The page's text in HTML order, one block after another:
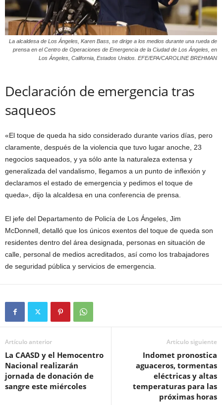
La alcaldesa de Los Ángeles, Karen Bass, se dirige a los medios durante una rueda de
prensa en el Centro de Operaciones de Emergencia de la Ciudad de Los Ángeles, en
Los Ángeles, California, Estados Unidos. EFE/EPA/CAROLINE BREHMAN
Declaración de emergencia tras
saqueos
«El toque de queda ha sido considerado durante varios días, pero
claramente, después de la violencia que tuvo lugar anoche, 23
negocios saqueados, y ya sólo ante la naturaleza extensa y
generalizada del vandalismo, llegamos a un punto de inflexión y
declaramos el estado de emergencia y pedimos el toque de
queda», dijo la alcaldesa en una conferencia de prensa.
El jefe del Departamento de Policía de Los Ángeles, Jim
McDonnell, detalló que los únicos exentos del toque de queda son
residentes dentro del área designada, personas en situación de
calle, personal de medios acreditados, así como los trabajadores
de seguridad pública y servicios de emergencia.
Artículo anterior
La CAASD y el Hemocentro
Nacional realizarán
jornada de donación de
sangre este miércoles
Artículo siguiente
Indomet pronostica
aguaceros, tormentas
eléctricas y altas
temperaturas para las
próximas horas